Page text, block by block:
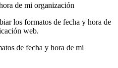
de mi organización
los formatos de fecha y hora de
web.
de fecha y hora de mi